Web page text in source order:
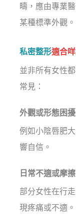
疇，應由專業
某種標準外觀。
私密整形適合
並非所有女性
常見：
外觀或形態困擾
例如小陰唇肥
響自信。
日常不適或摩擦
部分女性在行
現疼痛或不適。